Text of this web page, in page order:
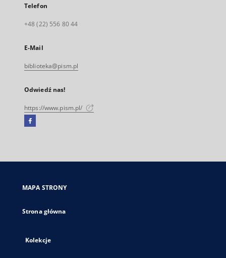
Telefon
+48 (22) 556 80 44
E-Mail
biblioteka@pism.pl
Odwiedź nas!
https://www.pism.pl/
Facebook
się
karcie
MAPA STRONY
Strona główna
Kolekcje